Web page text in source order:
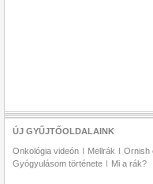
ÚJ GYŰJTŐOLDALAINK
Onkológia videón Mellrák Ornish
Gyógyulásom története
Mi a rák?